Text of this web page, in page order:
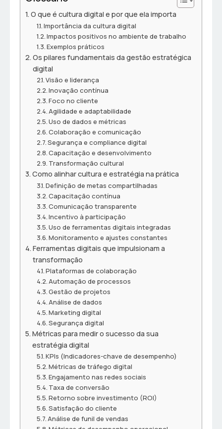
O que é cultura digital e por que ela importa
Importância da cultura digital
Impactos positivos no ambiente de trabalho
Exemplos práticos
Os pilares fundamentais da gestão estratégica
digital
Visão e liderança
Inovação contínua
Foco no cliente
Agilidade e adaptabilidade
Uso de dados e métricas
Colaboração e comunicação
Segurança e compliance digital
Capacitação e desenvolvimento
Transformação cultural
Como alinhar cultura e estratégia na prática
Definição de metas compartilhadas
Capacitação contínua
Comunicação transparente
Incentivo à participação
Uso de ferramentas digitais integradas
Monitoramento e ajustes constantes
Ferramentas digitais que impulsionam a
transformação
Plataformas de colaboração
Automação de processos
Gestão de projetos
Análise de dados
Marketing digital
Segurança digital
Métricas para medir o sucesso da sua
estratégia digital
KPIs (Indicadores-chave de desempenho)
Métricas de tráfego digital
Engajamento nas redes sociais
Taxa de conversão
Retorno sobre investimento (ROI)
Satisfação do cliente
Análise de funil de vendas